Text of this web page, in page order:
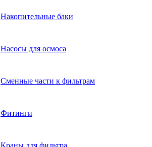
Накопительные баки
Насосы для осмоса
Сменные части к фильтрам
Фитинги
Краны для фильтра